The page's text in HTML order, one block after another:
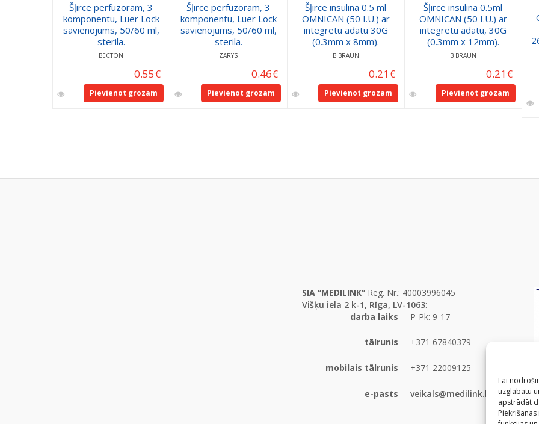
Lai
uzglabātu
apstrādāt
Šļirce perfuzoram, 3
komponentu, Luer Lock
savienojums, 50/60 ml,
sterila.
BECTON
0.55€
Pievienot grozam
Šļirce perfuzoram, 3
komponentu, Luer Lock
savienojums, 50/60 ml,
sterila.
ZARYS
0.46€
Pievienot grozam
Šļirce insulīna 0.5 ml
OMNICAN (50 I.U.) ar
integrētu adatu 30G
(0.3mm x 8mm).
B BRAUN
0.21€
Pievienot grozam
Šļirce insulīna 0.5ml
OMNICAN (50 I.U.) ar
integrētu adatu, 30G
(0.3mm x 12mm).
B BRAUN
0.21€
Pievienot grozam
SIA “MEDILINK” Reg. Nr.: 40003996045
Višķu iela 2 k-1, Rīga, LV-1063:
darba laiks
P-Pk: 9-17
tālrunis +371 67840379
mobilais tālrunis +371 22009125
e-pasts veikals@medilink.lv